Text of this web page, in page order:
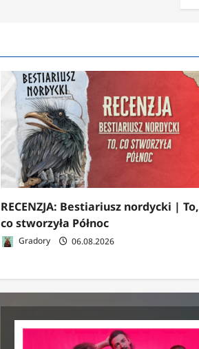
RECENZJA: Bestiariusz nordycki | To,
co stworzyła Północ
Gradory 06.08.2026